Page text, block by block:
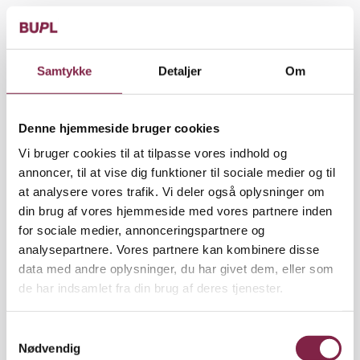
Samtykke Detaljer Om
Denne hjemmeside bruger cookies
Vi bruger cookies til at tilpasse vores indhold og
annoncer, til at vise dig funktioner til sociale medier og til
at analysere vores trafik. Vi deler også oplysninger om
din brug af vores hjemmeside med vores partnere inden
for sociale medier, annonceringspartnere og
analysepartnere. Vores partnere kan kombinere disse
data med andre oplysninger, du har givet dem, eller som
de har indsamlet fra din brug af deres tjenester.
Nødvendig
vores kendskab med navns nævnelse, ville vi have
bedt de pågældende melde sig ud," forsikrer Morten
Brynskov.
medlemmer er sluppet gennem nettet. Men han
tvivler dog på, at der er ret mange pædagoger med
en dom for overgreb, som i dag er medlemmer af
BUPL.
"Hvis pædagoger dømmes for overgreb mod børn,
får de som regel også en dom for, at de ikke
fremover må beskæftige sig med børn. Derfor
melder mange sig selv ud," siger han.